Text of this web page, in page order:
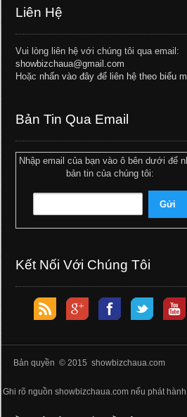
Liên Hệ
Vui lòng liên hệ với chúng tôi qua email:
showbizchaua@gmail.com
Hoặc nhấn vào đây để liên hệ theo biểu
Bản Tin Qua Email
Nhập email của bạn vào ô bên dưới để
bản tin của chúng tôi:
Kết Nối Với Chúng Tôi
Bản quyền © 2015 showbizchaua.com
Ghi rõ nguồn showbizchaua.com nếu phát